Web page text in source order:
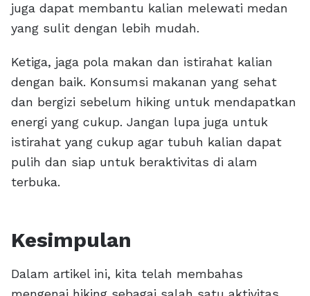
juga dapat membantu kalian melewati medan
yang sulit dengan lebih mudah.
Ketiga, jaga pola makan dan istirahat kalian
dengan baik. Konsumsi makanan yang sehat
dan bergizi sebelum hiking untuk mendapatkan
energi yang cukup. Jangan lupa juga untuk
istirahat yang cukup agar tubuh kalian dapat
pulih dan siap untuk beraktivitas di alam
terbuka.
Kesimpulan
Dalam artikel ini, kita telah membahas